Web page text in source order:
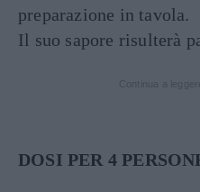
preparazione in tavola.
Il suo sapore risulterà
DOSI PER 4